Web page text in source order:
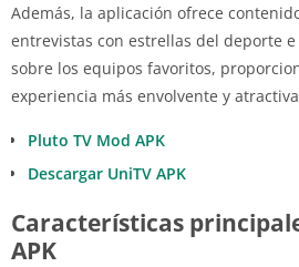
Además, la aplicación ofrece
entrevistas con estrellas del deporte
sobre los equipos favoritos,
experiencia más envolvente y
Pluto TV Mod APK
Descargar UniTV APK
Características
APK